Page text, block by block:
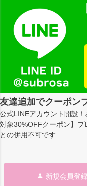
友達追加でクーポン
公式LINEアカウント開設
対象30%OFFクーポン】
との併用不可です
新規会員登